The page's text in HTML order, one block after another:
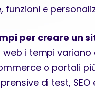
funzioni e
per creare un
web i tempi variano
o portali
di test, SEO